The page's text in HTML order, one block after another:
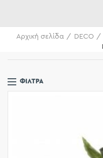
Αρχική σελίδα DECO
ΦΊΛΤΡΑ